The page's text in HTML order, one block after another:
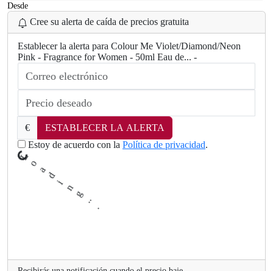
Desde
Cree su alerta de caída de precios gratuita
Establecer la alerta para Colour Me Violet/Diamond/Neon
Pink - Fragrance for Women - 50ml Eau de... -
€
ESTABLECER LA ALERTA
Estoy de acuerdo con la Política de privacidad.
.